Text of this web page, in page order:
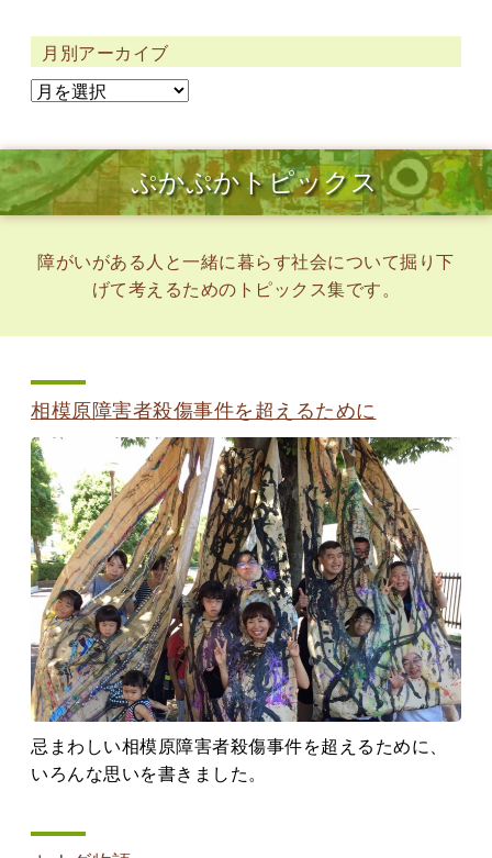
月別アーカイブ
ぷかぷかトピックス
障がいがある人と一緒に暮らす社会について掘り下
げて考えるためのトピックス集です。
相模原障害者殺傷事件を超えるために
忌まわしい相模原障害者殺傷事件を超えるために、
いろんな思いを書きました。